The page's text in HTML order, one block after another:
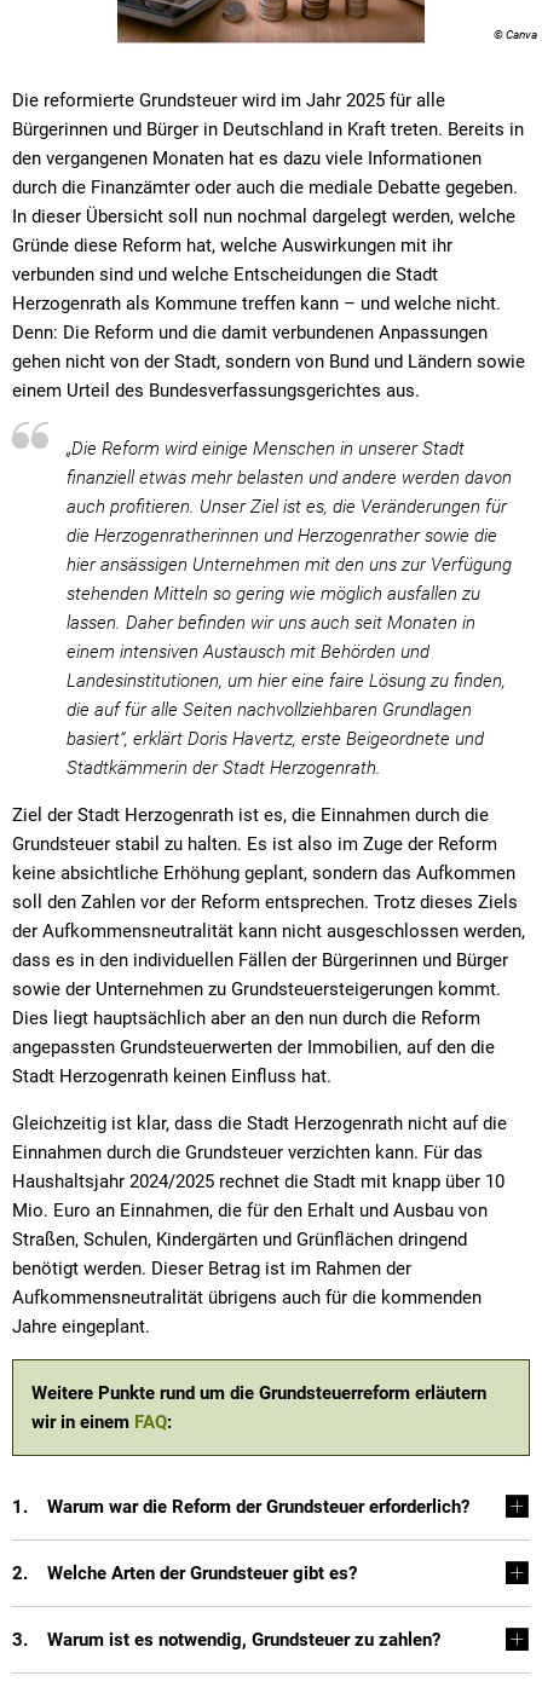
© Canva
Die reformierte Grundsteuer wird im Jahr 2025 für alle
Bürgerinnen und Bürger in Deutschland in Kraft treten. Bereits in
den vergangenen Monaten hat es dazu viele Informationen
durch die Finanzämter oder auch die mediale Debatte gegeben.
In dieser Übersicht soll nun nochmal dargelegt werden, welche
Gründe diese Reform hat, welche Auswirkungen mit ihr
verbunden sind und welche Entscheidungen die Stadt
Herzogenrath als Kommune treffen kann – und welche nicht.
Denn: Die Reform und die damit verbundenen Anpassungen
gehen nicht von der Stadt, sondern von Bund und Ländern sowie
einem Urteil des Bundesverfassungsgerichtes aus.
„Die Reform wird einige Menschen in unserer Stadt
finanziell etwas mehr belasten und andere werden davon
auch profitieren. Unser Ziel ist es, die Veränderungen für
die Herzogenratherinnen und Herzogenrather sowie die
hier ansässigen Unternehmen mit den uns zur Verfügung
stehenden Mitteln so gering wie möglich ausfallen zu
lassen. Daher befinden wir uns auch seit Monaten in
einem intensiven Austausch mit Behörden und
Landesinstitutionen, um hier eine faire Lösung zu finden,
die auf für alle Seiten nachvollziehbaren Grundlagen
basiert“, erklärt Doris Havertz, erste Beigeordnete und
Stadtkämmerin der Stadt Herzogenrath.
Ziel der Stadt Herzogenrath ist es, die Einnahmen durch die
Grundsteuer stabil zu halten. Es ist also im Zuge der Reform
keine absichtliche Erhöhung geplant, sondern das Aufkommen
soll den Zahlen vor der Reform entsprechen. Trotz dieses Ziels
der Aufkommensneutralität kann nicht ausgeschlossen werden,
dass es in den individuellen Fällen der Bürgerinnen und Bürger
sowie der Unternehmen zu Grundsteuersteigerungen kommt.
Dies liegt hauptsächlich aber an den nun durch die Reform
angepassten Grundsteuerwerten der Immobilien, auf den die
Stadt Herzogenrath keinen Einfluss hat.
Gleichzeitig ist klar, dass die Stadt Herzogenrath nicht auf die
Einnahmen durch die Grundsteuer verzichten kann. Für das
Haushaltsjahr 2024/2025 rechnet die Stadt mit knapp über 10
Mio. Euro an Einnahmen, die für den Erhalt und Ausbau von
Straßen, Schulen, Kindergärten und Grünflächen dringend
benötigt werden. Dieser Betrag ist im Rahmen der
Aufkommensneutralität übrigens auch für die kommenden
Jahre eingeplant.
Weitere Punkte rund um die Grundsteuerreform erläutern
wir in einem FAQ:
1. Warum war die Reform der Grundsteuer erforderlich?
2. Welche Arten der Grundsteuer gibt es?
3. Warum ist es notwendig, Grundsteuer zu zahlen?